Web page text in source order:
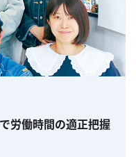
労働時間の適正把握